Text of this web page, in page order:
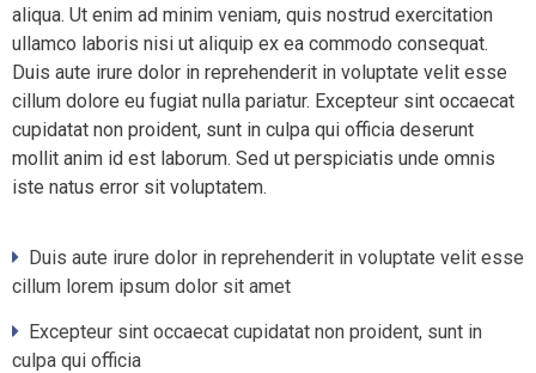
aliqua. Ut enim ad minim veniam, quis nostrud exercitation
ullamco laboris nisi ut aliquip ex ea commodo consequat.
Duis aute irure dolor in reprehenderit in voluptate velit esse
cillum dolore eu fugiat nulla pariatur. Excepteur sint occaecat
cupidatat non proident, sunt in culpa qui officia deserunt
mollit anim id est laborum. Sed ut perspiciatis unde omnis
iste natus error sit voluptatem.
Duis aute irure dolor in reprehenderit in voluptate velit esse
cillum lorem ipsum dolor sit amet
Excepteur sint occaecat cupidatat non proident, sunt in
culpa qui officia